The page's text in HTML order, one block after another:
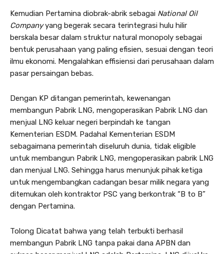
Kemudian Pertamina diobrak-abrik sebagai National Oil
Companyyang begerak secara terintegrasi hulu hilir
berskala besar dalam struktur natural monopoly sebagai
bentuk perusahaan yang paling efisien, sesuai dengan teori
ilmu ekonomi. Mengalahkan effisiensi dari perusahaan dalam
pasar persaingan bebas.
Dengan KP ditangan pemerintah, kewenangan
membangun Pabrik LNG, mengoperasikan Pabrik LNG dan
menjual LNG keluar negeri berpindah ke tangan
Kementerian ESDM. Padahal Kementerian ESDM
sebagaimana pemerintah diseluruh dunia, tidak eligible
untuk membangun Pabrik LNG, mengoperasikan pabrik LNG
dan menjual LNG. Sehingga harus menunjuk pihak ketiga
untuk mengembangkan cadangan besar milik negara yang
ditemukan oleh kontraktor PSC yang berkontrak “B to B”
dengan Pertamina.
Tolong Dicatat bahwa yang telah terbukti berhasil
membangun Pabrik LNG tanpa pakai dana APBN dan